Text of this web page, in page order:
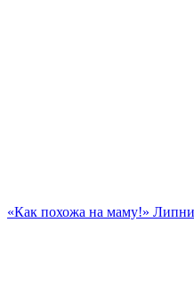
«Как похожа на маму!»